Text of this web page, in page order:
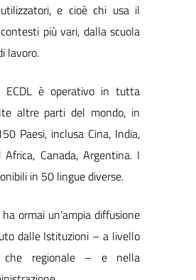
e cioè chi usa il
più vari, dalla scuola
lavoro.
ECDL è operativo in tutta
altre parti del mondo, in
Paesi, inclusa Cina, India,
Africa, Canada, Argentina. I
in 50 lingue diverse.
ha ormai un’ampia diffusione
dalle Istituzioni – a livello
che regionale – e nella